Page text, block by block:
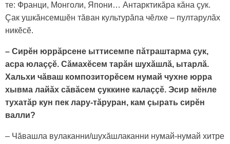
те: Франци, Монголи, Япони… Антарктикăра кăна çук.
Çак ушкăнсемшӗн тăван культурăпа чӗлхе – пултарулăх
никӗсӗ.
– Сирӗн юррăрсене ыттисемпе пăтраштарма çук,
асра юлаççӗ. Сăмахӗсем тарăн шухăшлă, ытарлă.
Хальхи чăваш композиторӗсем нумай чухне юрра
хывма лайăх сăвăсем çуккине калаççӗ. Эсир мӗнле
тухатăр кун пек лару-тăруран, кам çырать сирӗн
валли?
– Чăвашла вулаканни/шухăшлаканни нумай-нумай хитре